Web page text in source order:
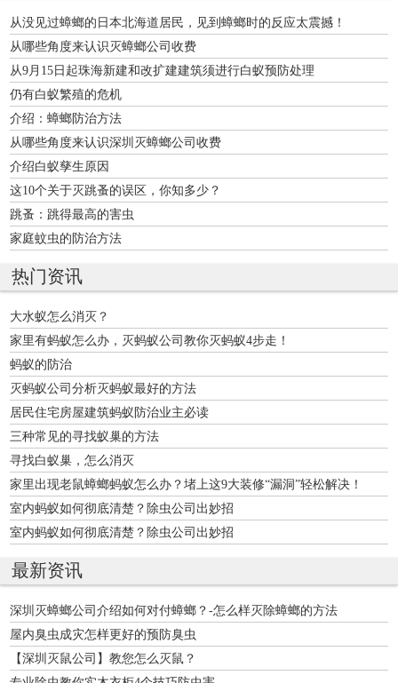
从没见过蟑螂的日本北海道居民，见到蟑螂时的反应太震撼！
从哪些角度来认识灭蟑螂公司收费
从9月15日起珠海新建和改扩建建筑须进行白蚁预防处理
仍有白蚁繁殖的危机
介绍：蟑螂防治方法
从哪些角度来认识深圳灭蟑螂公司收费
介绍白蚁孳生原因
这10个关于灭跳蚤的误区，你知多少？
跳蚤：跳得最高的害虫
家庭蚊虫的防治方法
热门资讯
大水蚁怎么消灭？
家里有蚂蚁怎么办，灭蚂蚁公司教你灭蚂蚁4步走！
蚂蚁的防治
灭蚂蚁公司分析灭蚂蚁最好的方法
居民住宅房屋建筑蚂蚁防治业主必读
三种常见的寻找蚁巢的方法
寻找白蚁巢，怎么消灭
家里出现老鼠蟑螂蚂蚁怎么办？堵上这9大装修“漏洞”轻松解决！
室内蚂蚁如何彻底清楚？除虫公司出妙招
室内蚂蚁如何彻底清楚？除虫公司出妙招
最新资讯
深圳灭蟑螂公司介绍如何对付蟑螂？-怎么样灭除蟑螂的方法
屋内臭虫成灾怎样更好的预防臭虫
【深圳灭鼠公司】教您怎么灭鼠？